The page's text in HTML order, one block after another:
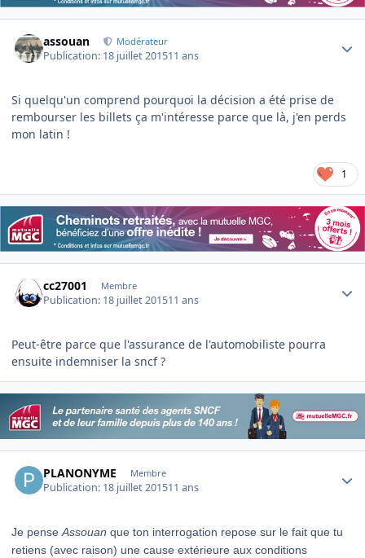
assouan Modérateur
Publication: 18 juillet 201511 ans
Si quelqu'un comprend pourquoi la décision a été prise de
rembourser les billets ça m'intéresse parce que là, j'en perds
mon latin !
1
cc27001 Membre
Publication: 18 juillet 201511 ans
Peut-être parce que l'assurance de l'automobiliste pourra
ensuite indemniser la sncf ?
PLANONYME Membre
Publication: 18 juillet 201511 ans
Je penseAssouan que ton interrogation repose sur le fait que tu
retiens (avec raison) une cause extérieure aux conditions